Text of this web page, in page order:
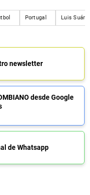
Portugal Luis
newsletter
desde Google
de Whatsapp